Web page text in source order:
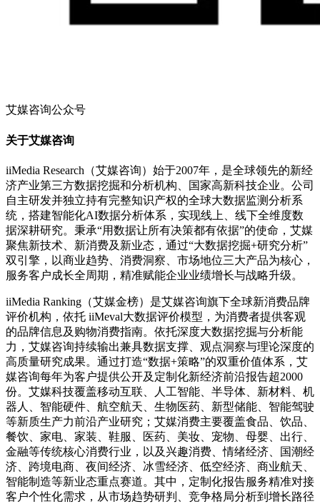
艾媒咨询公众号
关于艾媒咨询
iiMedia Research（艾媒咨询）始于2007年，是全球领先的新经
济产业第三方数据挖掘和分析机构、国家高新科技企业。公司
自主研发并独立持有完整知识产权的全球大数据监测分析系
统，搭建智能化AI数据分析体系，实现线上、线下全维度数
据深耕研究。秉承“用数据让所有决策都有依据”的使命，艾媒
聚焦新技术、新消费及新业态，通过“大数据挖掘+研究分析”
双引擎，以商业趋势、消费洞察、市场地位三大产品为核心，
服务客户成长全周期，精准赋能企业业绩增长与战略升级。
iiMedia Ranking（艾媒金榜）是艾媒咨询旗下全球新消费品牌
评价机构，依托 iiMeval大数据评价模型，为消费者提供客观
的品牌信息及购物消费指南。依托深度大数据挖掘与分析能
力，艾媒咨询持续输出兼具数据支撑、观点洞察与理论深度的
高质量研究成果。通过打造“数据+策略”的双重价值体系，艾
媒咨询每年为客户提供公开及定制化新经济前沿报告超2000
份。艾媒科技覆盖移动互联、人工智能、半导体、新材料、机
器人、智能硬件、航空航天、生物医药、新型储能、智能驾驶
等新质生产力前沿产业研究；艾媒消费主要覆盖食品、饮品、
餐饮、家电、家装、鞋服、医药、美妆、宠物、母婴、出行、
金融等传统核心消费行业，以及兴趣消费、情绪经济、国潮经
济、跨境电商、夜间经济、冰雪经济、低空经济、商业航天、
智能制造等新业态重点赛道。其中，定制化报告服务精准对接
客户个性化需求，从市场趋势研判、竞争格局分析到增长路径